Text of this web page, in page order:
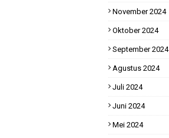
November 2024
Oktober 2024
September 2024
Agustus 2024
Juli 2024
Juni 2024
Mei 2024